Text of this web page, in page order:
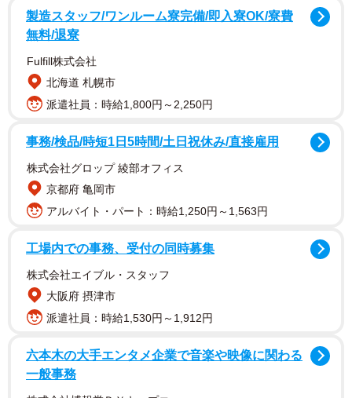
製造スタッフ/ワンルーム寮完備/即入寮OK/寮費
無料/退寮
Fulfill株式会社
北海道 札幌市
派遣社員：時給1,800円～2,250円
事務/検品/時短1日5時間/土日祝休み/直接雇用
株式会社グロップ 綾部オフィス
京都府 亀岡市
アルバイト・パート：時給1,250円～1,563円
工場内での事務、受付の同時募集
株式会社エイブル・スタッフ
大阪府 摂津市
派遣社員：時給1,530円～1,912円
六本木の大手エンタメ企業で音楽や映像に関わる
一般事務